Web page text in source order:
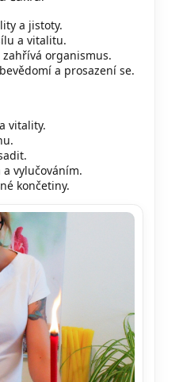
a jistoty.
a vitalitu.
organismus.
a prosazení se.
vitality.
vylučováním.
končetiny.